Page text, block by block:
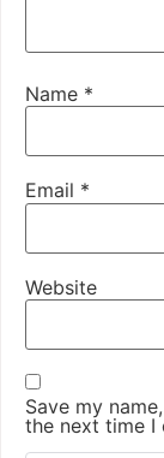
Name *
Email *
Website
Save my
the next time I